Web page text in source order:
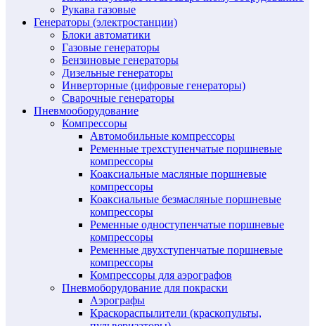
Рукава газовые
Генераторы (электростанции)
Блоки автоматики
Газовые генераторы
Бензиновые генераторы
Дизельные генераторы
Инверторные (цифровые генераторы)
Сварочные генераторы
Пневмооборудование
Компрессоры
Автомобильные компрессоры
Ременные трехступенчатые поршневые
компрессоры
Коаксиальные масляные поршневые
компрессоры
Коаксиальные безмасляные поршневые
компрессоры
Ременные одноступенчатые поршневые
компрессоры
Ременные двухступенчатые поршневые
компрессоры
Компрессоры для аэрографов
Пневмоборудование для покраски
Аэрографы
Краскораспылители (краскопульты,